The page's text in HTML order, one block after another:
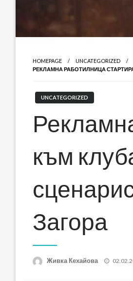
HOMEPAGE
UNCATEGORIZED
РЕКЛАМНА РАБОТИЛНИЦА
UNCATEGORIZED
към
Загора
Живка Кехайова
Posted